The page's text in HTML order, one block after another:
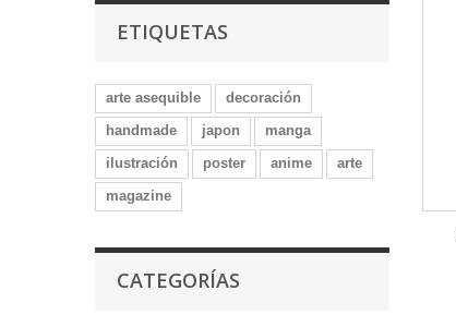
ETIQUETAS
arte asequible
decoración
handmade
japon
manga
ilustración
poster anime
arte
magazine
CATEGORÍAS